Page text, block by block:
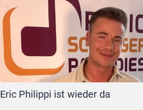
Eric Philippi ist wieder da